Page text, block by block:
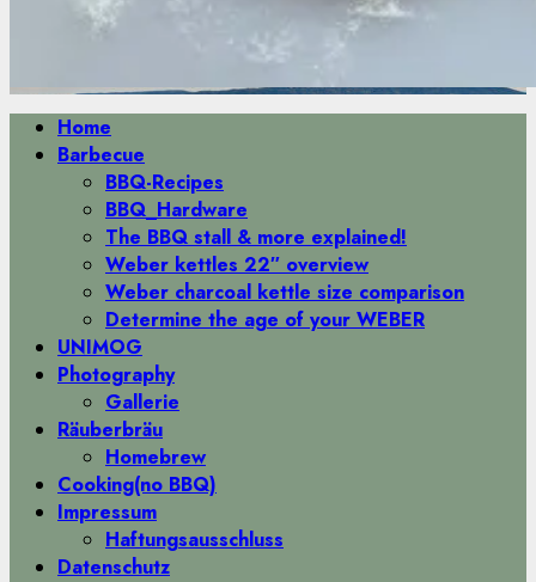
Primäres
Menü
Home
Barbecue
BBQ-Recipes
BBQ_Hardware
The BBQ stall & more explained!
Weber kettles 22″ overview
Weber charcoal kettle size comparison
Determine the age of your WEBER
UNIMOG
Photography
Gallerie
Räuberbräu
Homebrew
Cooking(no BBQ)
Impressum
Haftungsausschluss
Datenschutz